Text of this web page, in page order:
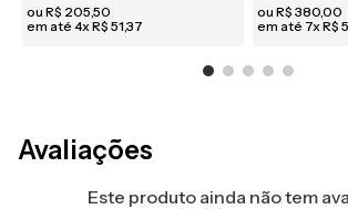
ou R$ 205,50
em até 4xR$ 51,37
ou R$ 380,00
em até 7xR$
Avaliações
Este produto ainda não tem